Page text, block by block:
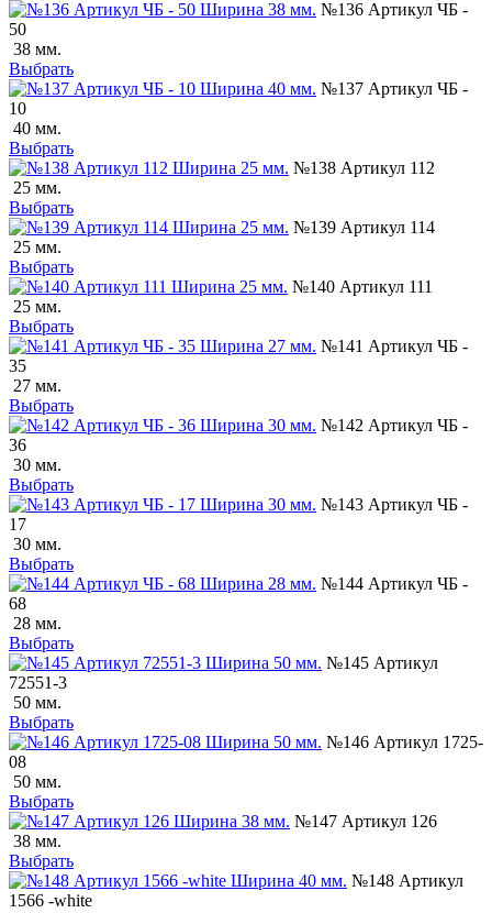
№136 Артикул ЧБ -
50
38 мм.
Выбрать
№137 Артикул ЧБ -
10
40 мм.
Выбрать
№138 Артикул 112
25 мм.
Выбрать
№139 Артикул 114
25 мм.
Выбрать
№140 Артикул 111
25 мм.
Выбрать
№141 Артикул ЧБ -
35
27 мм.
Выбрать
№142 Артикул ЧБ -
36
30 мм.
Выбрать
№143 Артикул ЧБ -
17
30 мм.
Выбрать
№144 Артикул ЧБ -
68
28 мм.
Выбрать
№145 Артикул
72551-3
50 мм.
Выбрать
№146 Артикул 1725-
08
50 мм.
Выбрать
№147 Артикул 126
38 мм.
Выбрать
№148 Артикул
1566 -white